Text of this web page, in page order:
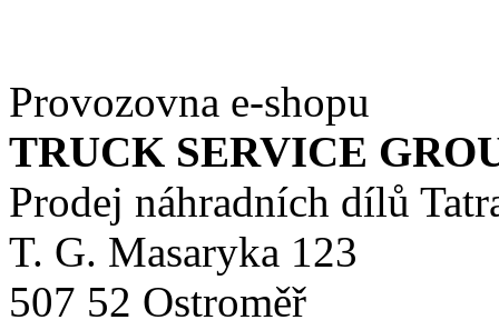
Provozovna e-shopu
TRUCK SERVICE
Prodej náhradních dílů
T. G. Masaryka 123
507 52 Ostroměř